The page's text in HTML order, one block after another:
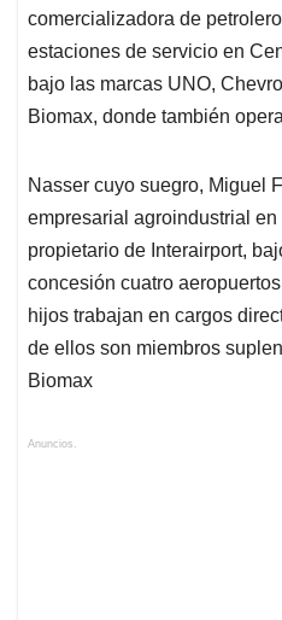
comercializadora de
estaciones de servicio en
bajo las marcas UNO,
Biomax, donde también
Nasser cuyo suegro, Miguel
empresarial agroindustrial
propietario de Interairport,
concesión cuatro
hijos trabajan en cargos
de ellos son miembros
Biomax
Anuncios.